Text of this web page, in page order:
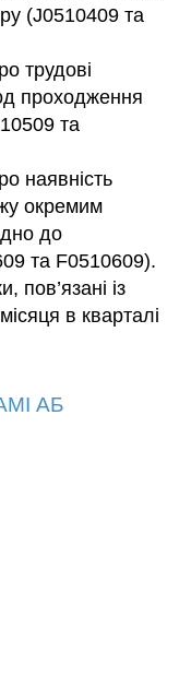
(J0510409 та
трудові
проходження
та
наявність
окремим
до
та F0510609).
пов’язані із
в кварталі
АБ